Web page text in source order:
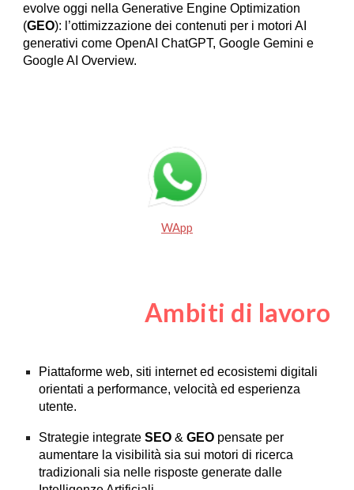
evolve oggi nella Generative Engine Optimization
(GEO): l’ottimizzazione dei contenuti per i motori AI
generativi come OpenAI ChatGPT, Google Gemini e
Google AI Overview.
WApp
Ambiti di lavoro
Piattaforme web, siti internet ed ecosistemi digitali
orientati a performance, velocità ed esperienza
utente.
Strategie integrateSEO &GEO pensate per
aumentare la visibilità sia sui motori di ricerca
tradizionali sia nelle risposte generate dalle